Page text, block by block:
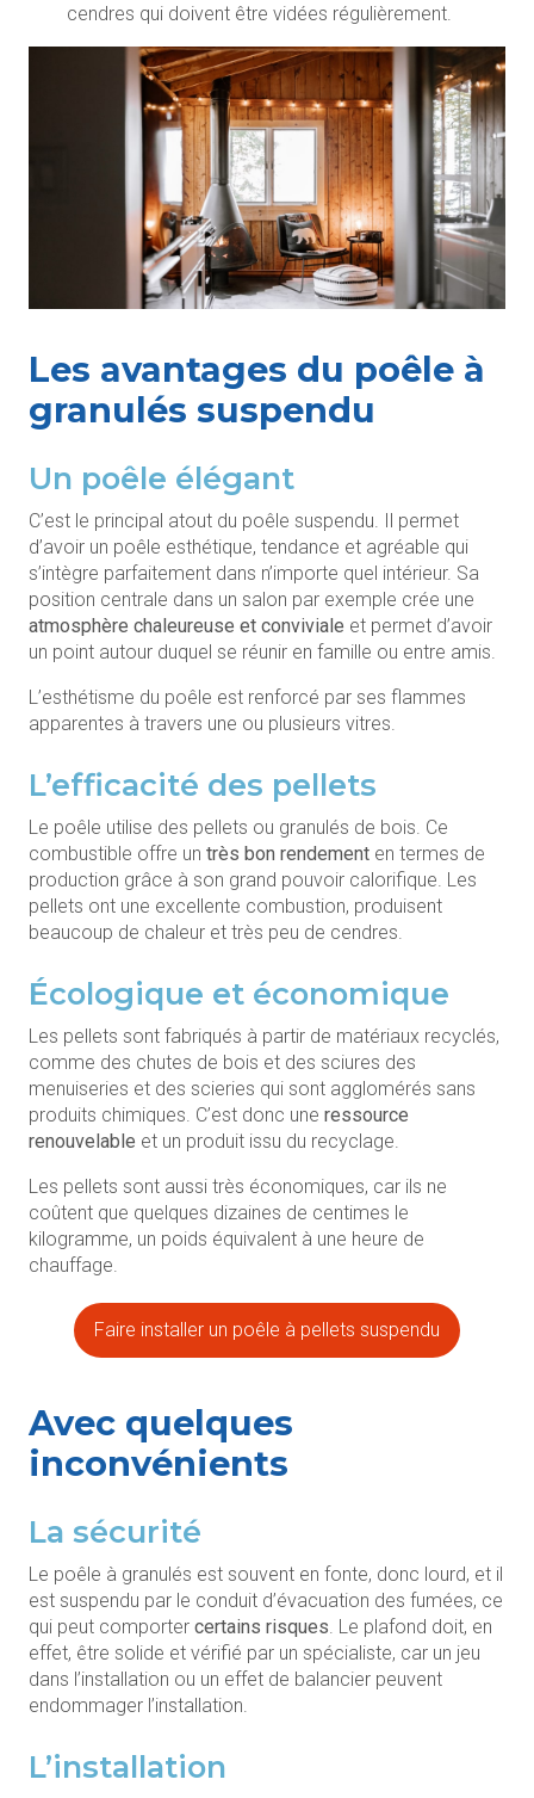
cendres qui doivent être vidées régulièrement.
Les avantages du poêle à
granulés suspendu
Un poêle élégant
C’est le principal atout du poêle suspendu. Il permet
d’avoir un poêle esthétique, tendance et agréable qui
s’intègre parfaitement dans n’importe quel intérieur. Sa
position centrale dans un salon par exemple crée une
atmosphère chaleureuse et conviviale et permet d’avoir
un point autour duquel se réunir en famille ou entre amis.
L’esthétisme du poêle est renforcé par ses flammes
apparentes à travers une ou plusieurs vitres.
L’efficacité des pellets
Le poêle utilise des pellets ou granulés de bois. Ce
combustible offre un très bon rendement en termes de
production grâce à son grand pouvoir calorifique. Les
pellets ont une excellente combustion, produisent
beaucoup de chaleur et très peu de cendres.
Écologique et économique
Les pellets sont fabriqués à partir de matériaux recyclés,
comme des chutes de bois et des sciures des
menuiseries et des scieries qui sont agglomérés sans
produits chimiques. C’est donc une ressource
renouvelable et un produit issu du recyclage.
Les pellets sont aussi très économiques, car ils ne
coûtent que quelques dizaines de centimes le
kilogramme, un poids équivalent à une heure de
chauffage.
Faire installer un poêle à pellets suspendu
Avec quelques
inconvénients
La sécurité
Le poêle à granulés est souvent en fonte, donc lourd, et il
est suspendu par le conduit d’évacuation des fumées, ce
qui peut comporter certains risques . Le plafond doit, en
effet, être solide et vérifié par un spécialiste, car un jeu
dans l’installation ou un effet de balancier peuvent
endommager l’installation.
L’installation